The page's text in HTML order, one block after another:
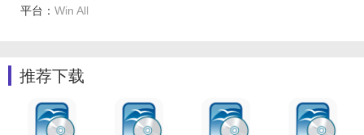
平台： Win All
推荐下载